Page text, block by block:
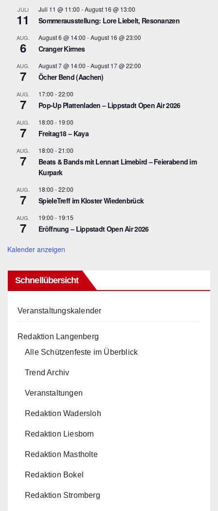
JULI
11
Juli 11 @ 11:00 -August 16 @ 13:00
Sommerausstellung: Lore Liebelt, Resonanzen
AUG.
6
August 6 @ 14:00 -August 16 @ 23:00
Cranger Kirmes
AUG.
7
August 7 @ 14:00 -August 17 @ 22:00
Öcher Bend (Aachen)
AUG.
7
17:00 -22:00
Pop-Up Plattenladen – Lippstadt Open Air 2026
AUG.
7
18:00 - 19:00
Freitag18 – Kaya
AUG.
7
18:00 -21:00
Beats & Bands mit Lennart Limebird – Feierabend im
Kurpark
AUG.
7
18:00 -22:00
SpieleTreff im Kloster Wiedenbrück
AUG.
7
19:00 - 19:15
Eröffnung – Lippstadt Open Air 2026
Kalender anzeigen
Schnellübersicht
Veranstaltungskalender
Redaktion Langenberg
Alle Schützenfeste im Überblick
Trend Archiv
Veranstaltungen
Redaktion Wadersloh
Redaktion Liesborn
Redaktion Mastholte
Redaktion Bokel
Redaktion Stromberg